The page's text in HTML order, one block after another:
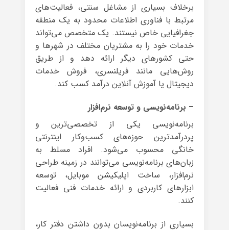
برخلاف بسیاری از مشاغل سنتی، فعالیت‌های
مرتبط با فناوری اطلاعات محدود به یک منطقه
جغرافیایی خاص نیستند. یک متخصص می‌تواند
خدمات خود را به مشتریان مختلف در شهرها و
حتی کشورهای دیگر ارائه دهد و از طریق
روش‌هایی مانند فریلنسری، فروش خدمات
دیجیتال یا آموزش آنلاین درآمد کسب کند.
– برنامه‌نویسی و توسعه نرم‌افزار
برنامه‌نویسی یکی از تخصصی‌ترین و
پردرآمدترین حوزه‌های کسب‌وکار اینترنتی
خانگی محسوب می‌شود. افراد مسلط به
زبان‌های برنامه‌نویسی می‌توانند در زمینه طراحی
نرم‌افزار، ساخت اپلیکیشن موبایل، توسعه
ابزارهای کاربردی و ارائه خدمات فنی فعالیت
کنند.
بسیاری از برنامه‌نویسان بدون داشتن دفتر کار،